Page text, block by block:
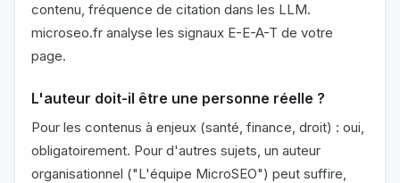
contenu, fréquence de citation dans les LLM.
microseo.fr analyse les signaux E-E-A-T de votre
page.
L'auteur doit-il être une personne réelle ?
Pour les contenus à enjeux (santé, finance, droit) : oui,
obligatoirement. Pour d'autres sujets, un auteur
organisationnel ("L'équipe MicroSEO") peut suffire,